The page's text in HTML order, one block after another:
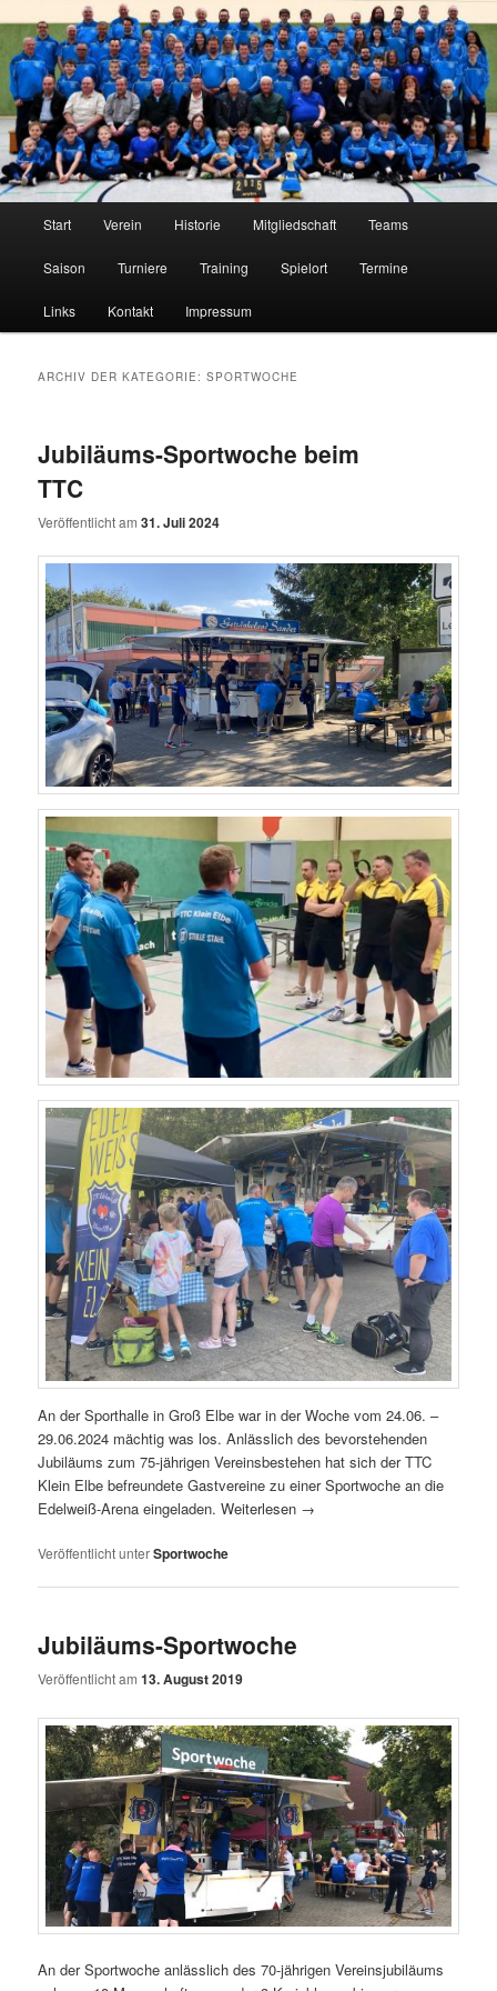
primären
Inhalt
springen
sekundären
Inhalt
springenTTC Edelweiß Klein Elbe
Tischtennis im Innerstetal seit 1950
Start Verein Historie Mitgliedschaft Teams
Saison Turniere Training Spielort Termine
Links Kontakt Impressum
ARCHIV DER KATEGORIE:SPORTWOCHE
Jubiläums-Sportwoche beim
TTC
Veröffentlicht am31. Juli 2024
An der Sporthalle in Groß Elbe war in der Woche vom 24.06. –
29.06.2024 mächtig was los. Anlässlich des bevorstehenden
Jubiläums zum 75-jährigen Vereinsbestehen hat sich der TTC
Klein Elbe befreundete Gastvereine zu einer Sportwoche an die
Edelweiß-Arena eingeladen.Weiterlesen →
Veröffentlicht unterSportwoche
Jubiläums-Sportwoche
Veröffentlicht am13. August 2019
An der Sportwoche anlässlich des 70-jährigen Vereinsjubiläums